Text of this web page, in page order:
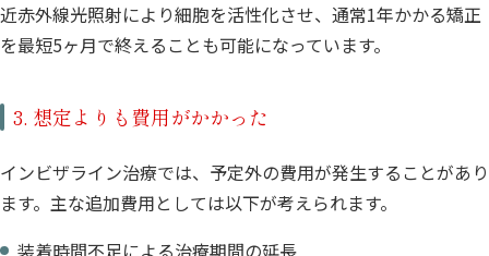
近赤外線光照射により細胞を活性化させ、通常1年かかる矯正
を最短5ヶ月で終えることも可能になっています。
3. 想定よりも費用がかかった
インビザライン治療では、予定外の費用が発生することがあり
ます。主な追加費用としては以下が考えられます。
装着時間不足による治療期間の延長